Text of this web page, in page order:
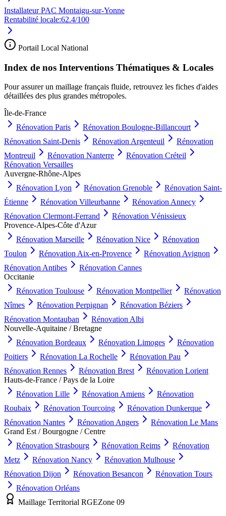
Installateur PAC Montaigu-sur-Yonne
Rentabilité locale:62.4/100
Portail Local National
Index de nos Interventions Thématiques & Locales
Pour assurer un maillage français fluide, retrouvez les fiches d'aides
détaillées des plus grandes métropoles.
Île-de-France
Rénovation Paris Rénovation Boulogne-Billancourt
Rénovation Saint-Denis Rénovation Argenteuil
Rénovation
Montreuil
Rénovation Nanterre Rénovation Créteil
Rénovation Versailles
Auvergne-Rhône-Alpes
Rénovation Lyon Rénovation Grenoble Rénovation Saint-
Étienne
Rénovation Villeurbanne Rénovation Annecy
Rénovation Clermont-Ferrand Rénovation Vénissieux
Provence-Alpes-Côte d'Azur
Rénovation Marseille Rénovation Nice
Rénovation
Toulon
Rénovation Aix-en-Provence Rénovation Avignon
Rénovation Antibes Rénovation Cannes
Occitanie
Rénovation Toulouse Rénovation Montpellier
Rénovation
Nîmes
Rénovation Perpignan Rénovation Béziers
Rénovation Montauban Rénovation Albi
Nouvelle-Aquitaine / Bretagne
Rénovation Bordeaux Rénovation Limoges
Rénovation
Poitiers
Rénovation La Rochelle Rénovation Pau
Rénovation Rennes Rénovation Brest Rénovation Lorient
Hauts-de-France / Pays de la Loire
Rénovation Lille Rénovation Amiens
Rénovation
Roubaix
Rénovation Tourcoing Rénovation Dunkerque
Rénovation Nantes Rénovation Angers Rénovation Le Mans
Grand Est / Bourgogne / Centre
Rénovation Strasbourg Rénovation Reims
Rénovation
Metz
Rénovation Nancy Rénovation Mulhouse
Rénovation Dijon Rénovation Besançon Rénovation Tours
Rénovation Orléans
Maillage Territorial RGEZone 09